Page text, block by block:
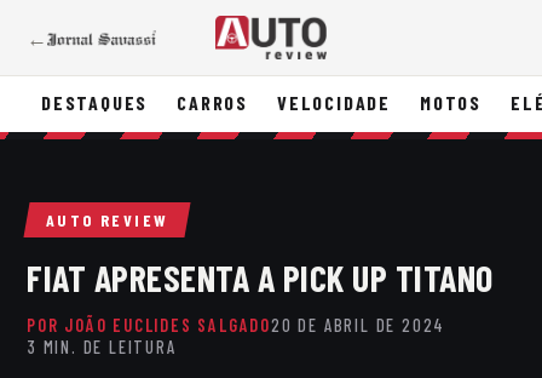
←
DESTAQUES CARROS VELOCIDADE MOTOS
AUTO REVIEW
FIAT APRESENTA A PICK UP TITANO
POR JOÃO EUCLIDES SALGADO20 DE ABRIL DE 2024
3 MIN. DE LEITURA